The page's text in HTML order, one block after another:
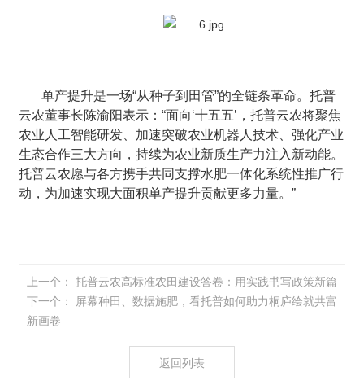
单产提升是一场“从种子到田管”的全链条革命。托普
云农董事长陈渝阳表示：“面向‘十五五’，托普云农将聚焦
农业人工智能研发、加速突破农业机器人技术、强化产业
生态合作三大方向，持续为农业新质生产力注入新动能。
托普云农愿与各方携手共同支撑水肥一体化系统性推广行
动，为加速实现大面积单产提升贡献更多力量。”
上一个：
托普云农高标准农田建设答卷：用实践书写政策新篇
下一个：
屏幕种田、数据施肥，看托普如何助力桐庐绘就共富
新画卷
返回列表